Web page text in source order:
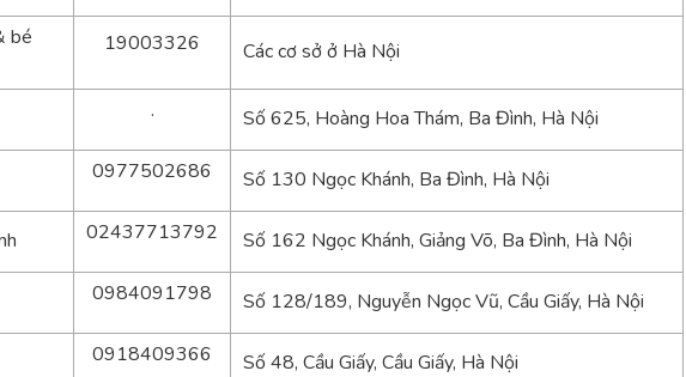
bé
19003326 Các cơ sở ở Hà Nội
. Số 625, Hoàng Hoa Thám, Ba Đình, Hà Nội
0977502686 Số 130 Ngọc Khánh, Ba Đình, Hà Nội
02437713792 Số 162 Ngọc Khánh, Giảng Võ, Ba Đình, Hà Nội
0984091798 Số 128/189, Nguyễn Ngọc Vũ, Cầu Giấy, Hà Nội
0918409366 Số 48, Cầu Giấy, Cầu Giấy, Hà Nội